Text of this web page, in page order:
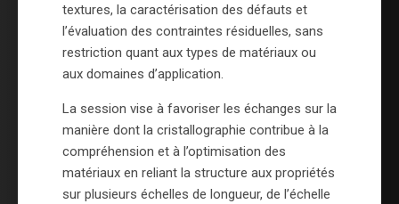
textures, la caractérisation des défauts et
l’évaluation des contraintes résiduelles, sans
restriction quant aux types de matériaux ou
aux domaines d’application.
La session vise à favoriser les échanges sur la
manière dont la cristallographie contribue à la
compréhension et à l’optimisation des
matériaux en reliant la structure aux propriétés
sur plusieurs échelles de longueur, de l’échelle